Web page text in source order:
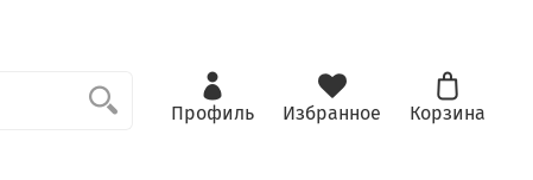
Профиль Избранное Корзина